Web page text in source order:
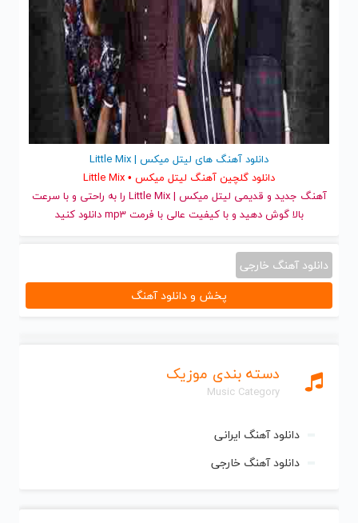
دسته بندی موزیک
Music Category
دانلود آهنگ ایرانی
دانلود آهنگ خارجی
دانلود آهنگ های لیتل میکس | Little Mix
دانلود گلچین آهنگ لیتل میکس • Little Mix
آهنگ جدید
و قدیمی لیتل میکس | Little Mix را به راحتی و با سرعت
بالا گوش دهید و با کیفیت عالی با فرمت mp3 دانلود کنید
دانلود آهنگ خارجی
پخش و دانلود آهنگ